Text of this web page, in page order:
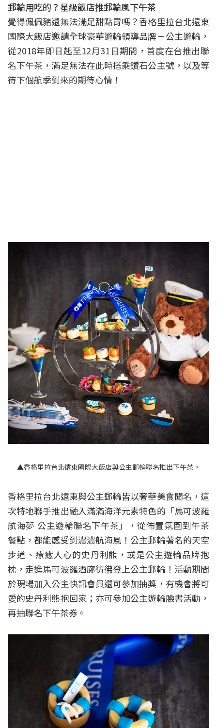
郵輪用吃的？星級飯店推郵輪風下午茶
覺得佩佩豬還無法滿足甜點胃嗎？香格里拉台北遠東
國際大飯店邀請全球豪華遊輪領導品牌－公主遊輪，
從2018年即日起至12月31日期間，首度在台推出聯
名下午茶，滿足無法在此時搭乘鑽石公主號，以及等
待下個航季到來的期待心情！
▲香格里拉台北遠東國際大飯店與公主郵輪聯名推出下午茶。
香格里拉台北遠東與公主郵輪皆以奢華美食聞名，這
次特地聯手推出融入滿滿海洋元素特色的「馬可波羅
航海夢 公主遊輪聯名下午茶」，從佈置氛圍到午茶
餐點，都能感受到濃濃航海風！公主郵輪著名的天空
步道、療癒人心的史丹利熊，或是公主遊輪品牌抱
枕，走進馬可波羅酒廊彷彿登上公主郵輪！活動期間
於現場加入公主快訊會員還可參加抽獎，有機會將可
愛的史丹利熊抱回家；亦可參加公主遊輪臉書活動，
再抽聯名下午茶券。